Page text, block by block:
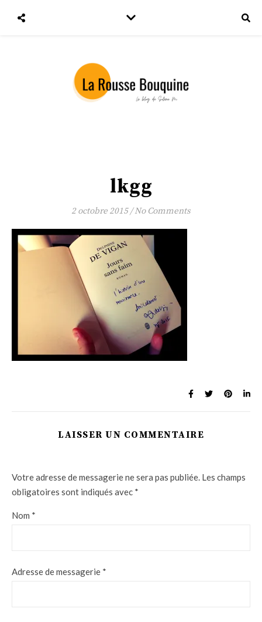
lkgg
2 octobre 2015/ No Comments
LAISSER UN COMMENTAIRE
Votre adresse de messagerie ne sera pas publiée. Les champs
obligatoires sont indiqués avec *
Nom *
Adresse de messagerie *